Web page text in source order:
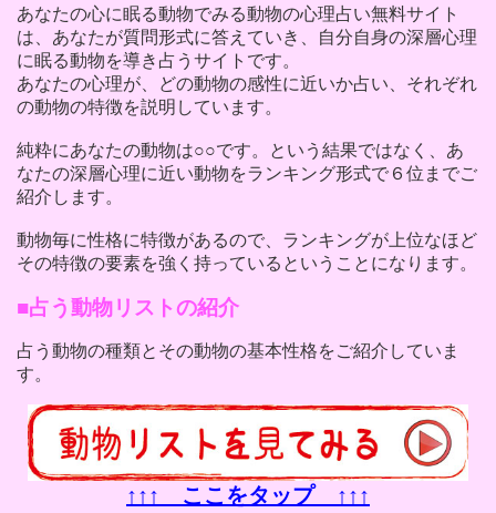
あなたの心に眠る動物でみる動物の心理占い無料サイト
は、あなたが質問形式に答えていき、自分自身の深層心理
に眠る動物を導き占うサイトです。
あなたの心理が、どの動物の感性に近いか占い、それぞれ
の動物の特徴を説明しています。
純粋にあなたの動物は○○です。という結果ではなく、あ
なたの深層心理に近い動物をランキング形式で６位までご
紹介します。
動物毎に性格に特徴があるので、ランキングが上位なほど
その特徴の要素を強く持っているということになります。
占う動物リストの紹介
占う動物の種類とその動物の基本性格をご紹介していま
す。
↑↑↑ ここをタップ ↑↑↑